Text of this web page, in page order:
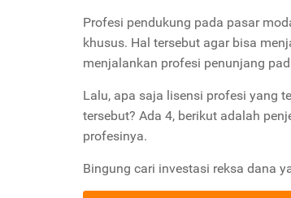
Profesi pendukung pada pasar
khusus. Hal tersebut agar bisa
menjalankan profesi penunjang
Lalu, apa saja lisensi profesi yang
tersebut? Ada 4, berikut adalah
profesinya.
Bingung cari investasi reksa dana